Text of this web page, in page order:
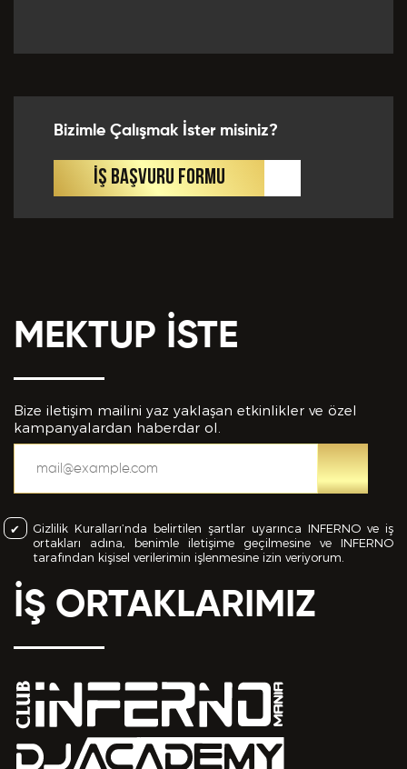
Bizimle Çalışmak İster misiniz?
İŞ BAŞVURU FORMU
MEKTUP İSTE
Bize iletişim mailini yaz yaklaşan etkinlikler ve özel
kampanyalardan haberdar ol.
Gizlilik Kuralları’nda belirtilen şartlar uyarınca INFERNO ve iş
ortakları adına, benimle iletişime geçilmesine ve INFERNO
tarafından kişisel verilerimin işlenmesine izin veriyorum.
İŞ ORTAKLARIMIZ
Eklemek İstedikleriniz *
CV EKLE
Bu Formda verilen bütün bilgilerin yanlışsız ve
bilgiler içinde esasa etki yapan herhangi bir eksiklik
veya yanlışlık olması ve bu durumun tespiti halinde
bunun Hizmet Sözleşmemin feshedilmesi için bir
sebep olanağını anlayarak kabul ettiğimi beyan
ederim.
BAŞVURUMUGÖNDER